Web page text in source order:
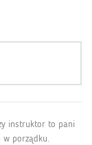
instruktor to pani
w porządku.